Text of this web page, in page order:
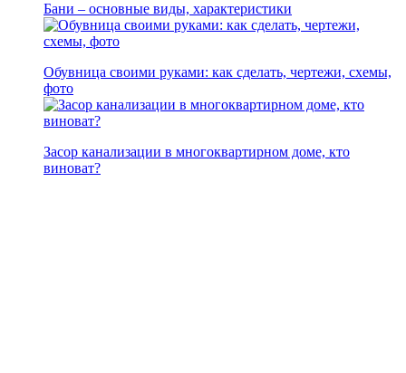
Бани – основные виды, характеристики
Обувница своими руками: как сделать, чертежи, схемы,
фото
Засор канализации в многоквартирном доме, кто
виноват?